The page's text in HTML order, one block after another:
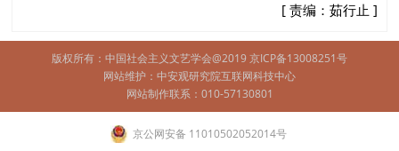
[ 责编：茹行止 ]
版权所有：中国社会主义文艺学会@2019京ICP备13008251号
网站维护：中安观研究院互联网科技中心
网站制作联系：010-57130801
京公网安备 11010502052014号